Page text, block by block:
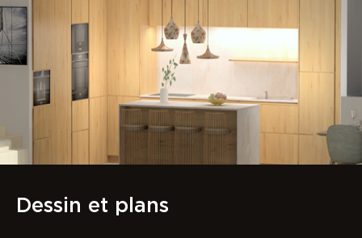
Dessin et plans